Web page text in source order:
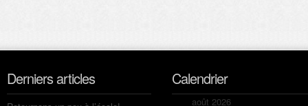
Derniers articles Calendrier
août 2026